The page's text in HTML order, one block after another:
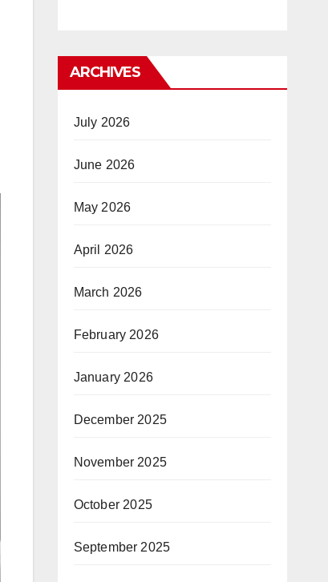
ARCHIVES
July 2026
June 2026
May 2026
April 2026
March 2026
February 2026
January 2026
December 2025
November 2025
October 2025
September 2025